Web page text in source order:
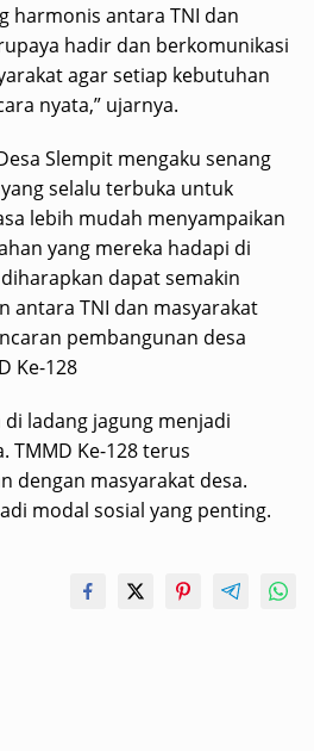
harmonis antara TNI dan
hadir dan berkomunikasi
agar setiap kebutuhan
nyata,” ujarnya.
Slempit mengaku senang
selalu terbuka untuk
lebih mudah menyampaikan
yang mereka hadapi di
dapat semakin
antara TNI dan masyarakat
pembangunan desa
Ke-128
ladang jagung menjadi
TMMD Ke-128 terus
dengan masyarakat desa.
modal sosial yang penting.